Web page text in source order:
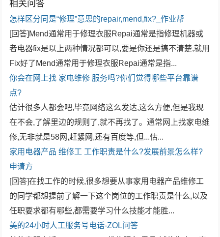
相关问答
怎样区分同是“修理”意思的repair,mend,fix?_作业帮
[回答]Mend通常用于修理衣服Repai通常是指修理机器或
者电器fix是以上两种情况都可以,要是你还是搞不清楚,就用
Fix好了Mend通常用于修理衣服Repai通常是指...
你会在网上找 家电维修 服务吗?你们觉得哪些平台靠谱
点?
估计很多人都会吧,毕竟网络这么发达,这么方便,但是我现
在不会,了解里边的规则了,就不再找了。通常网上找家电维
修,无非就是58网,赶紧网,还有百度等,但...估...
家用电器产品维修工 工作职责是什么?发展前景怎么样?
申请方
[回答]在找工作的时候,很多想要从事家用电器产品维修工
的同学都想提前了解一下这个岗位的工作职责是什么,以及
任职要求都有哪些,都需要学习什么技能才能胜...
美的24小时人工服务号电话-ZOL问答